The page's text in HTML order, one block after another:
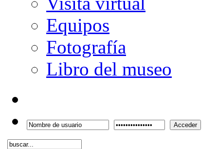
Equipos
Fotografía
Libro del museo
Acceder